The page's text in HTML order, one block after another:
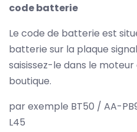
code batterie
Le code de batterie est
batterie sur la plaque
saisissez-le dans le
boutique.
par exemple BT50 / AA-
L45